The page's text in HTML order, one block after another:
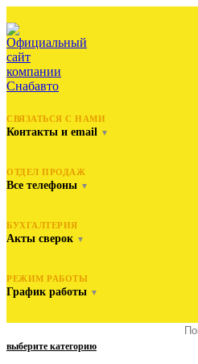
СВЯЗАТЬСЯ С НАМИ
Контакты и email ▼
ОТДЕЛ ПРОДАЖ
Все телефоны ▼
БУХГАЛТЕРИЯ
Акты сверок ▼
РЕЖИМ РАБОТЫ
График работы ▼
выберите категорию